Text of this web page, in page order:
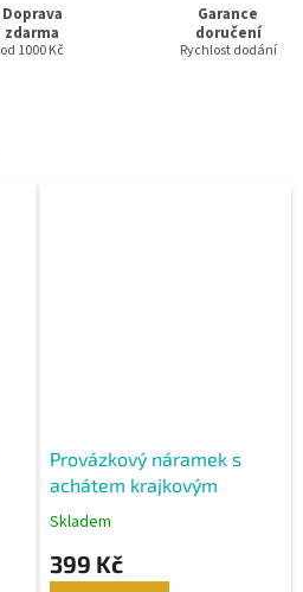
Doprava
zdarma
od 1000 Kč
Garance
doručení
Rychlost dodání
Provázkový náramek s
achátem krajkovým
Skladem
399 Kč